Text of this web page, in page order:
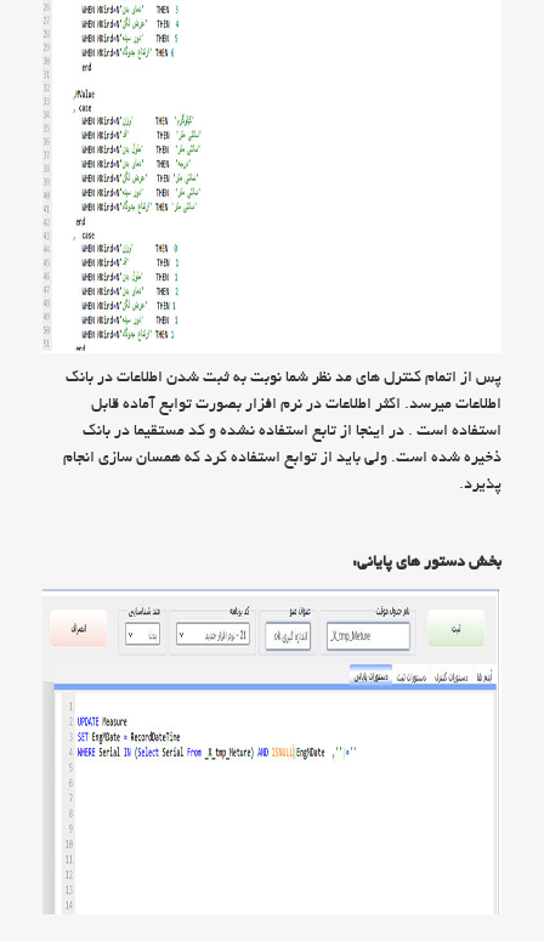
پس از اتمام کنترل های مد نظر شما نوبت به ثبت شدن اطلاعات در بانک
اطلاعات میرسد. اکثر اطلاعات در نرم افزار بصورت توابع آماده قابل
استفاده است . در اینجا از تابع استفاده نشده و کد مستقیما در بانک
ذخیره شده است. ولی باید از توابع استفاده کرد که همسان سازی انجام
پذیرد.
بخش دستور های پایانی: